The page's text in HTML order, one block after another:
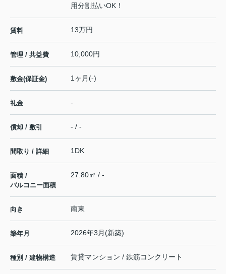
用分割払いOK！
賃料 13万円
管理 / 共益費 10,000円
敷金(保証金) 1ヶ月(-)
礼金 -
償却 / 敷引 - / -
間取り / 詳細 1DK
面積 /
バルコニー面積
27.80㎡ / -
向き 南東
築年月 2026年3月(新築)
種別 / 建物構造 賃貸マンション / 鉄筋コンクリート